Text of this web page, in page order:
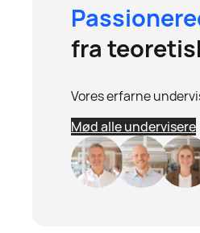
fra
Vores erfarne
Mød alle undervisere